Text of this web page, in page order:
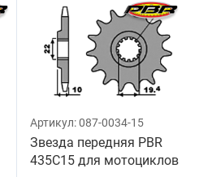
Артикул:087-0034-15
Звезда передняя PBR
435C15 для мотоциклов